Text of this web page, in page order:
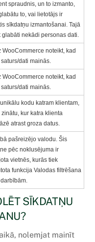
spraudnis, un to izmanto,
to, vai lietotājs ir
sīkdatņu izmantošanai. Tajā
glabāti nekādi personas dati.
WooCommerce noteikt, kad
dati mainās.
WooCommerce noteikt, kad
dati mainās.
kodu katram klientam,
zinātu, kur katra klienta
atrast groza datus.
pašreizējo valodu. Šis
pēc noklusējuma ir
vietnēs, kurās tiek
funkcija Valodas filtrēšana
SĪKDATŅU
nolemjat mainīt